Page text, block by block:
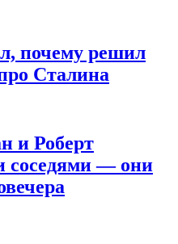
почему решил
Сталина
и Роберт
соседями — они